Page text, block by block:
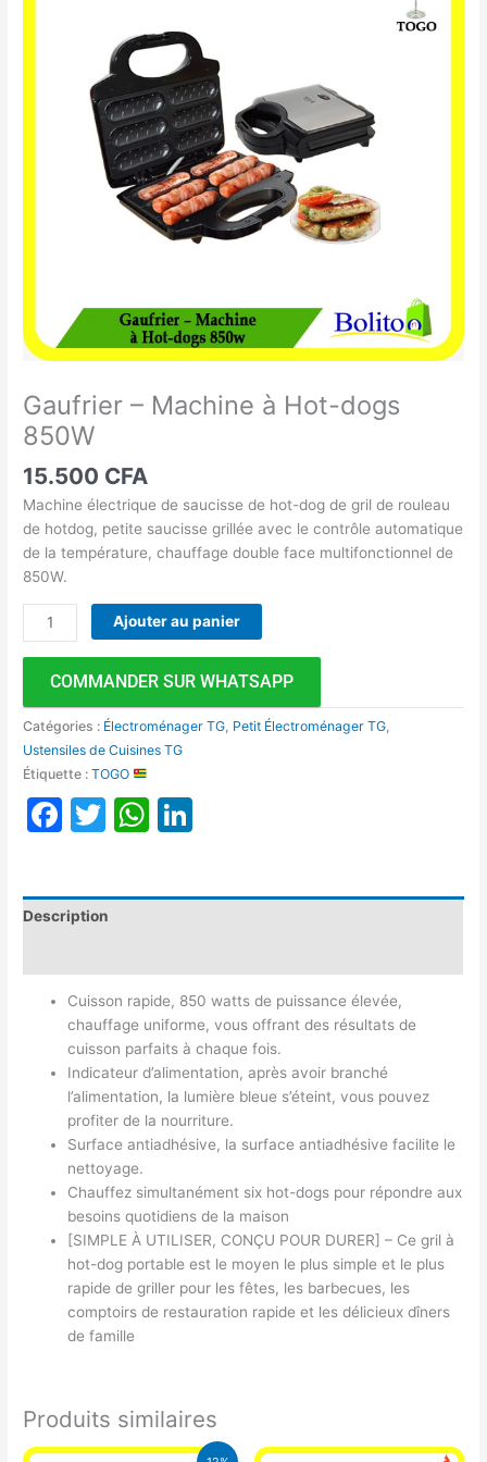
Gaufrier – Machine à Hot-dogs
850W
15.500 CFA
Machine électrique de saucisse de hot-dog de gril de rouleau
de hotdog, petite saucisse grillée avec le contrôle automatique
de la température, chauffage double face multifonctionnel de
850W.
Ajouter au panier
COMMANDER SUR WHATSAPP
Catégories : Électroménager TG Petit Électroménager TG
Ustensiles de Cuisines TG
Étiquette :TOGO
Facebook
TwitterWhatsApp
Description
Cuisson rapide, 850 watts de puissance élevée,
chauffage uniforme, vous offrant des résultats de
cuisson parfaits à chaque fois.
Indicateur d’alimentation, après avoir branché
l’alimentation, la lumière bleue s’éteint, vous pouvez
profiter de la nourriture.
Surface antiadhésive, la surface antiadhésive facilite le
nettoyage.
Chauffez simultanément six hot-dogs pour répondre aux
besoins quotidiens de la maison
[SIMPLE À UTILISER, CONÇU POUR DURER] – Ce gril à
hot-dog portable est le moyen le plus simple et le plus
rapide de griller pour les fêtes, les barbecues, les
comptoirs de restauration rapide et les délicieux dîners
de famille
Produits similaires
Le
Le